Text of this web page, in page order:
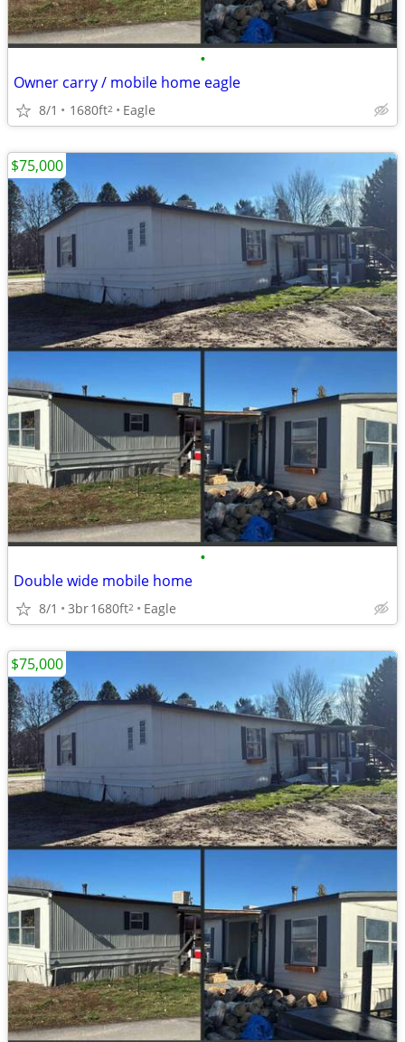
•
Owner carry / mobile home eagle
8/1 1680ft2 Eagle
•
Double wide mobile home
8/1 3br1680ft2 Eagle
$75,000
$75,000